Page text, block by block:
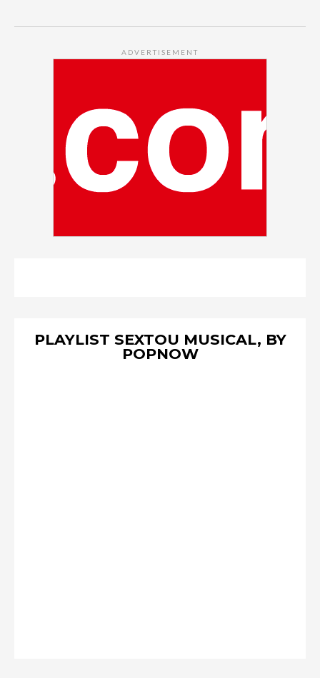
ADVERTISEMENT
PLAYLIST SEXTOU MUSICAL, BY
POPNOW